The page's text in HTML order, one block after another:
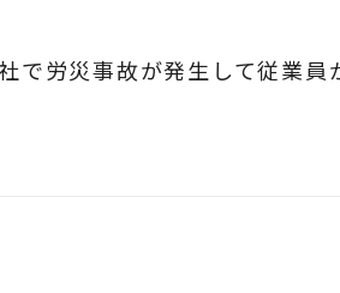
で労災事故が発生して従業